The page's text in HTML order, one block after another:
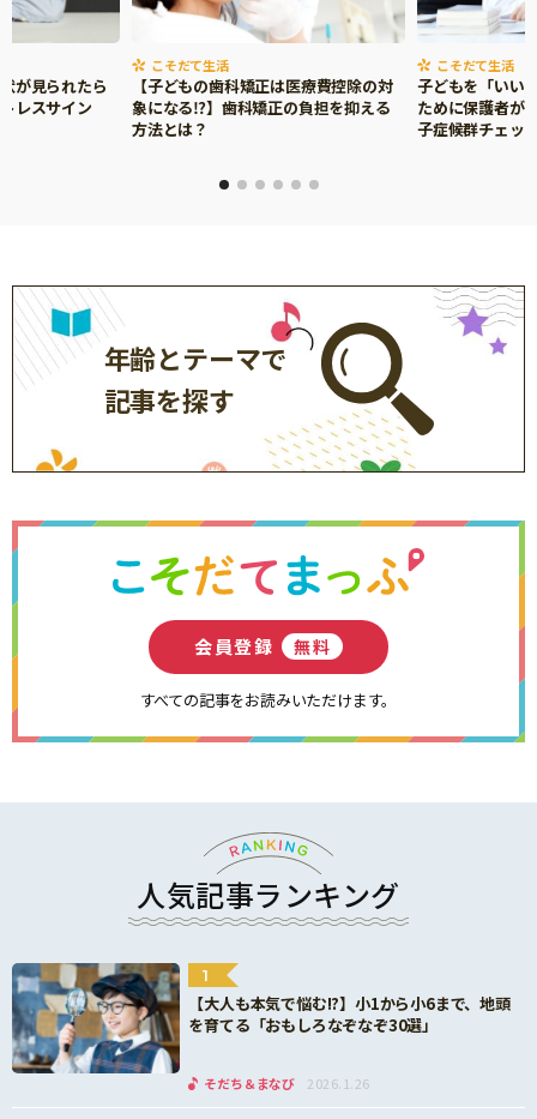
サイトのご利⽤にあたって
個⼈情報について
お問い合わせ
が見られたら
レスサイン
こそだて生活
【子どもの歯科矯正は医療費控除の対
象になる⁉】歯科矯正の負担を抑える
方法とは？
こそだて生活
子どもを「いい
ために保護者が
子症候群チェッ
年齢とテーマで
記事を探す
会員登録 無料
すべての記事をお読みいただけます。
人気記事ランキング
1
【大人も本気で悩む!?】小1から小6まで、地頭
を育てる「おもしろなぞなぞ30選」
そだち＆まなび 2026.1.26